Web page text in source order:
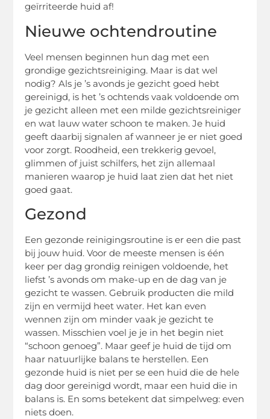
geïrriteerde huid af!
Nieuwe ochtendroutine
Veel mensen beginnen hun dag met een
grondige gezichtsreiniging. Maar is dat wel
nodig? Als je ’s avonds je gezicht goed hebt
gereinigd, is het ’s ochtends vaak voldoende om
je gezicht alleen met een milde gezichtsreiniger
en wat lauw water schoon te maken. Je huid
geeft daarbij signalen af wanneer je er niet goed
voor zorgt. Roodheid, een trekkerig gevoel,
glimmen of juist schilfers, het zijn allemaal
manieren waarop je huid laat zien dat het niet
goed gaat.
Gezond
Een gezonde reinigingsroutine is er een die past
bij jouw huid. Voor de meeste mensen is één
keer per dag grondig reinigen voldoende, het
liefst ’s avonds om make-up en de dag van je
gezicht te wassen. Gebruik producten die mild
zijn en vermijd heet water. Het kan even
wennen zijn om minder vaak je gezicht te
wassen. Misschien voel je je in het begin niet
“schoon genoeg”. Maar geef je huid de tijd om
haar natuurlijke balans te herstellen. Een
gezonde huid is niet per se een huid die de hele
dag door gereinigd wordt, maar een huid die in
balans is. En soms betekent dat simpelweg: even
niets doen.